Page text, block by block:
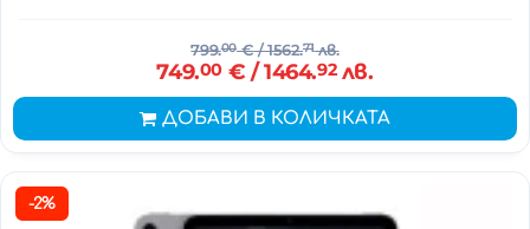
799.00€/ 1562.71лв.
749.00€ / 1464.92лв.
ДОБАВИ В КОЛИЧКАТА
-2%